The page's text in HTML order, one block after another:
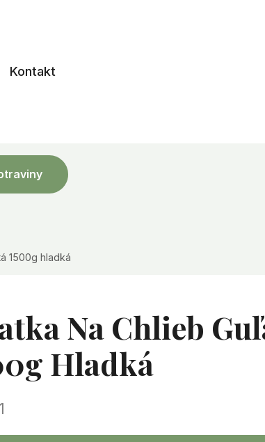
Kontakt
1500g hladká
Na Chlieb
Hladká